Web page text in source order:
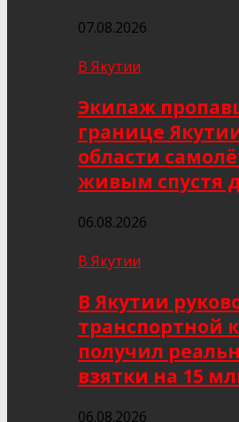
07.08.2026
В Якутии
Экипаж
границе
области
живым спустя
06.08.2026
В Якутии
В Якутии
транспортной
получил
взятки на 15
06.08.2026